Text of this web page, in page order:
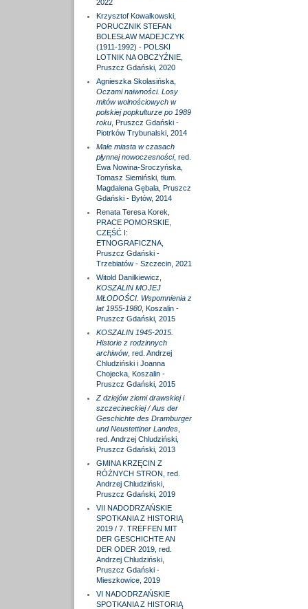
2022
Krzysztof Kowalkowski,
PORUCZNIK STEFAN
BOLESŁAW MADEJCZYK
(1911-1992) - POLSKI
LOTNIK NA OBCZYŹNIE,
Pruszcz Gdański, 2020
Agnieszka Skolasińska,
Oczami naiwności. Losy
mitów wolnościowych w
polskiej popkulturze po 1989
roku, Pruszcz Gdański -
Piotrków Trybunalski, 2014
Małe miasta w czasach
płynnej nowoczesności, red.
Ewa Nowina-Sroczyńska,
Tomasz Siemiński, tłum.
Magdalena Gębala, Pruszcz
Gdański - Bytów, 2014
Renata Teresa Korek,
PRACE POMORSKIE,
CZĘŚĆ I:
ETNOGRAFICZNA,
Pruszcz Gdański -
Trzebiatów - Szczecin, 2021
Witold Danilkiewicz,
KOSZALIN MOJEJ
MŁODOŚCI. Wspomnienia z
lat 1955-1980, Koszalin -
Pruszcz Gdański, 2015
KOSZALIN 1945-2015.
Historie z rodzinnych
archiwów, red. Andrzej
Chludziński i Joanna
Chojecka, Koszalin -
Pruszcz Gdański, 2015
Z dziejów ziemi drawskiej i
szczecineckiej / Aus der
Geschichte des Dramburger
und Neustettiner Landes,
red. Andrzej Chludziński,
Pruszcz Gdański, 2013
GMINA KRZĘCIN Z
RÓŻNYCH STRON, red.
Andrzej Chludziński,
Pruszcz Gdański, 2019
VII NADODRZAŃSKIE
SPOTKANIA Z HISTORIĄ
2019 / 7. TREFFEN MIT
DER GESCHICHTE AN
DER ODER 2019, red.
Andrzej Chludziński,
Pruszcz Gdański -
Mieszkowice, 2019
VI NADODRZAŃSKIE
SPOTKANIA Z HISTORIĄ